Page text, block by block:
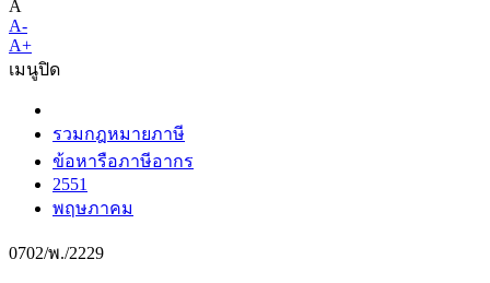
A
A-
A+
เมนูปิด
รวมกฎหมายภาษี
ข้อหารือภาษีอากร
2551
พฤษภาคม
0702/พ./2229